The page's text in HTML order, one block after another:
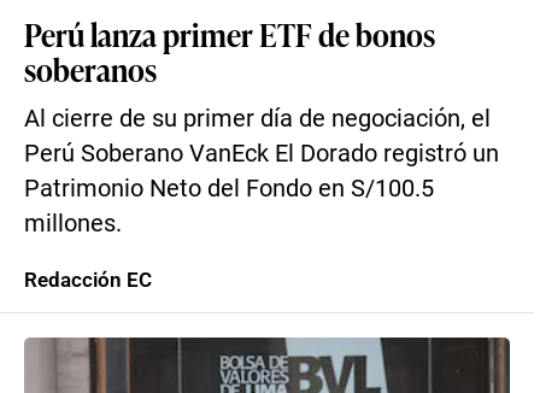
Perú lanza primer ETF de bonos
soberanos
Al cierre de su primer día de negociación, el
Perú Soberano VanEck El Dorado registró un
Patrimonio Neto del Fondo en S/100.5
millones.
Redacción EC